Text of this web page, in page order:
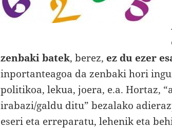
zenbaki batek, berez, ez du ezer
inportanteagoa da zenbaki hori
politikoa, lekua, joera, e.a. Hortaz,
irabazi/galdu ditu” bezalako
eseri eta erreparatu, lehenik eta